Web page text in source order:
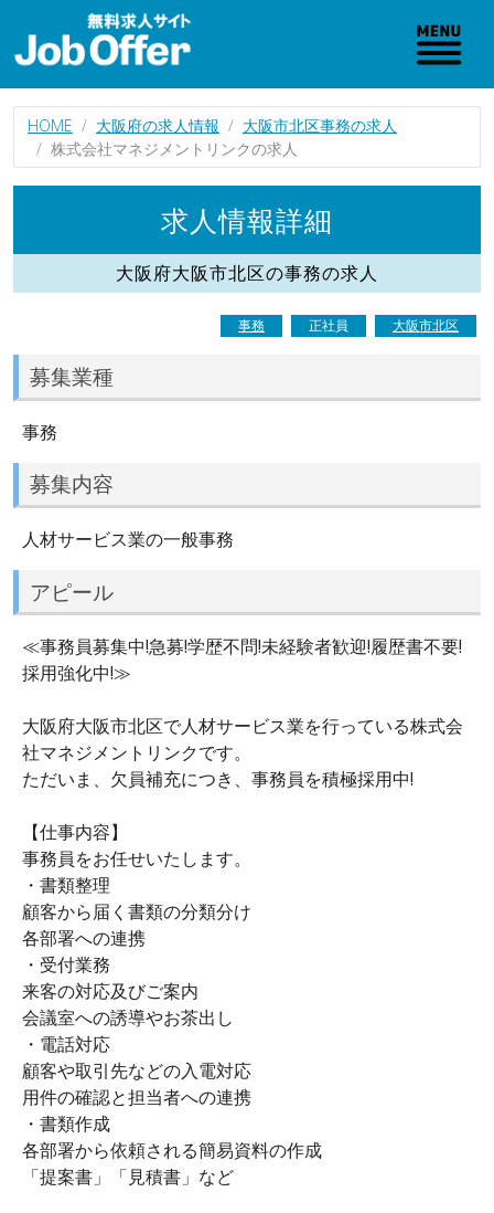
HOME 大阪府の求人情報
大阪市北区事務の求人
株式会社マネジメントリンクの求人
求人情報詳細
大阪府大阪市北区の事務の求人
事務 正社員 大阪市北区
募集業種
事務
募集内容
人材サービス業の一般事務
アピール
≪事務員募集中!急募!学歴不問!未経験者歓迎!履歴書不要!
採用強化中!≫
大阪府大阪市北区で人材サービス業を行っている株式会
社マネジメントリンクです。
ただいま、欠員補充につき、事務員を積極採用中!
【仕事内容】
事務員をお任せいたします。
・書類整理
顧客から届く書類の分類分け
各部署への連携
・受付業務
来客の対応及びご案内
会議室への誘導やお茶出し
・電話対応
顧客や取引先などの入電対応
用件の確認と担当者への連携
・書類作成
各部署から依頼される簡易資料の作成
「提案書」「見積書」など